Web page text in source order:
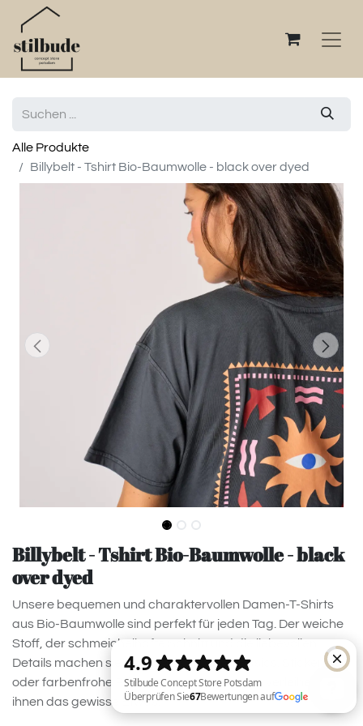
Alle Produkte
Billybelt - Tshirt Bio-Baumwolle - black over dyed
Billybelt - Tshirt Bio-Baumwolle - black
over dyed
Unsere bequemen und charaktervollen Damen-T-Shirts
aus Bio-Baumwolle sind perfekt für jeden Tag. Der weiche
Stoff, der schmeichelhafte Schnitt und die liebevollen
Details machen sie zu unverzichtbaren Basics. Stickereien
oder farbenfrohe Prints setzen Akzente und verleihen
ihnen das gewisse Etwas.